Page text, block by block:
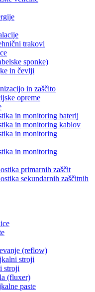
trakovi
sponke)
in čevlji
in zaščito
opreme
in monitoring baterij
in monitoring kablov
in monitoring
in monitoring
primarnih zaščit
sekundarnih zaščitnih
(reflow)
stroji
stroji
(fluxer)
paste